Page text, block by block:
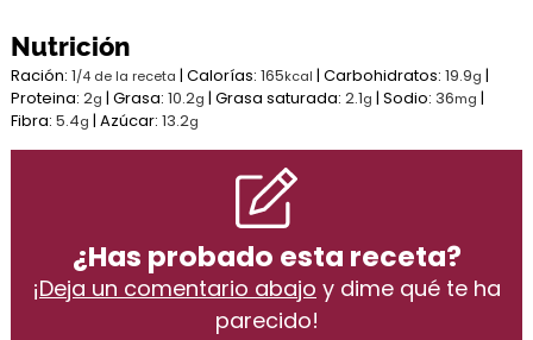
Nutrición
Ración:1/4 de la receta |Calorías:165kcal |Carbohidratos:19.9g |
Proteina:2g |Grasa:10.2g |Grasa saturada:2.1g |Sodio: 36mg |
Fibra:5.4g |Azúcar:13.2g
¿Has probado esta receta?
¡Deja un comentario abajo y dime qué te ha
parecido!